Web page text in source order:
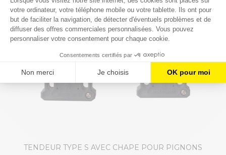
TENDEUR TYPE S AVEC CHAPE POUR PIGNONS